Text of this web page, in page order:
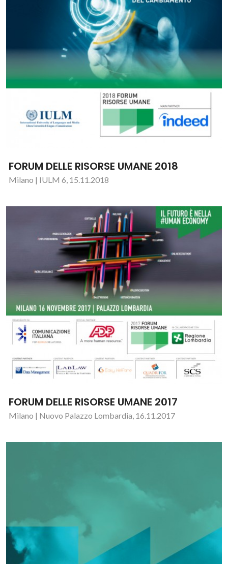
FORUM DELLE RISORSE UMANE 2018
Milano | IULM 6, 15.11.2018
FORUM DELLE RISORSE UMANE 2017
Milano | Nuovo Palazzo Lombardia, 16.11.2017